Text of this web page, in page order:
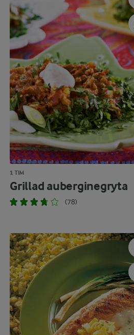
1 TIM
Grillad auberginegryta
(78)